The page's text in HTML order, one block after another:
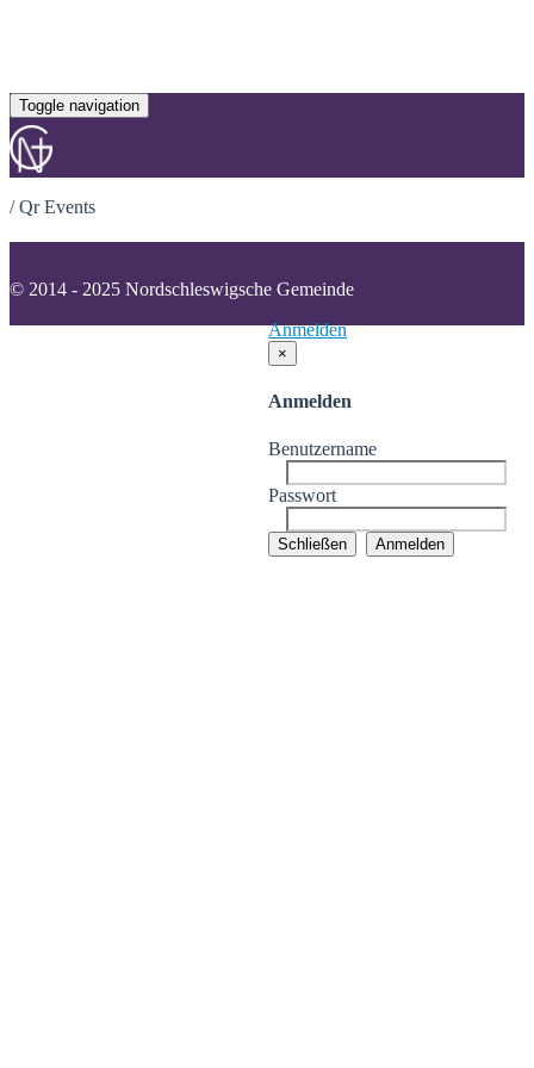
Toggle navigation
/Qr Events
© 2014 - 2025 Nordschleswigsche Gemeinde
Anmelden
×
Anmelden
Benutzername
Passwort
Schließen